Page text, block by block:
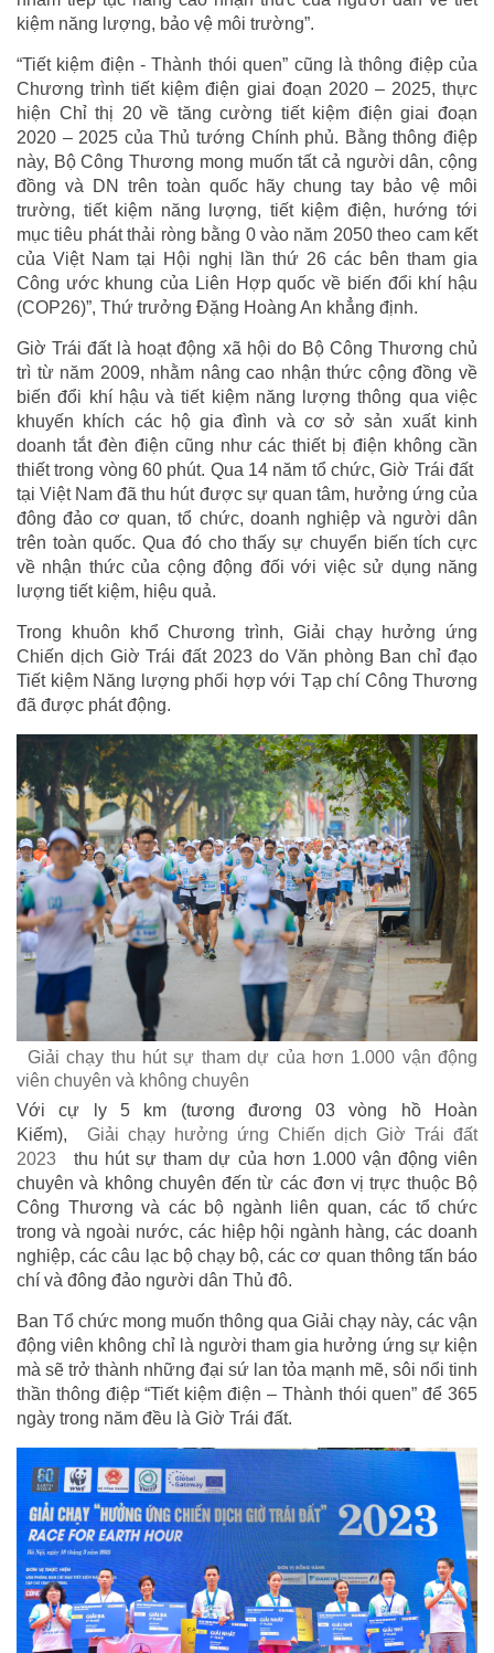
kiệm năng lượng, bảo vệ môi trường”.
“Tiết kiệm điện - Thành thói quen” cũng là thông điệp của
Chương trình tiết kiệm điện giai đoạn 2020 – 2025, thực
hiện Chỉ thị 20 về tăng cường tiết kiệm điện giai đoạn
2020 – 2025 của Thủ tướng Chính phủ. Bằng thông điệp
này, Bộ Công Thương mong muốn tất cả người dân, cộng
đồng và DN trên toàn quốc hãy chung tay bảo vệ môi
trường, tiết kiệm năng lượng, tiết kiệm điện, hướng tới
mục tiêu phát thải ròng bằng 0 vào năm 2050 theo cam kết
của Việt Nam tại Hội nghị lần thứ 26 các bên tham gia
Công ước khung của Liên Hợp quốc về biến đổi khí hậu
(COP26)”, Thứ trưởng Đặng Hoàng An khẳng định.
Giờ Trái đất là hoạt động xã hội do Bộ Công Thương chủ
trì từ năm 2009, nhằm nâng cao nhận thức cộng đồng về
biến đổi khí hậu và tiết kiệm năng lượng thông qua việc
khuyến khích các hộ gia đình và cơ sở sản xuất kinh
doanh tắt đèn điện cũng như các thiết bị điện không cần
thiết trong vòng 60 phút. Qua 14 năm tổ chức, Giờ Trái đất
tại Việt Nam đã thu hút được sự quan tâm, hưởng ứng của
đông đảo cơ quan, tổ chức, doanh nghiệp và người dân
trên toàn quốc. Qua đó cho thấy sự chuyển biến tích cực
về nhận thức của cộng động đối với việc sử dụng năng
lượng tiết kiệm, hiệu quả.
Trong khuôn khổ Chương trình, Giải chạy hưởng ứng
Chiến dịch Giờ Trái đất 2023 do Văn phòng Ban chỉ đạo
Tiết kiệm Năng lượng phối hợp với Tạp chí Công Thương
đã được phát động.
Giải chạy thu hút sự tham dự của hơn 1.000 vận động
viên chuyên và không chuyên
Với cự ly 5 km (tương đương 03 vòng hồ Hoàn
Kiếm),
Giải chạy hưởng ứng Chiến dịch Giờ Trái đất
2023
thu hút sự tham dự của hơn 1.000 vận động viên
chuyên và không chuyên đến từ các đơn vị trực thuộc Bộ
Công Thương và các bộ ngành liên quan, các tổ chức
trong và ngoài nước, các hiệp hội ngành hàng, các doanh
nghiệp, các câu lạc bộ chạy bộ, các cơ quan thông tấn báo
chí và đông đảo người dân Thủ đô.
Ban Tổ chức mong muốn thông qua Giải chạy này, các vận
động viên không chỉ là người tham gia hưởng ứng sự kiện
mà sẽ trở thành những đại sứ lan tỏa mạnh mẽ, sôi nổi tinh
thần thông điệp “Tiết kiệm điện – Thành thói quen” để 365
ngày trong năm đều là Giờ Trái đất.